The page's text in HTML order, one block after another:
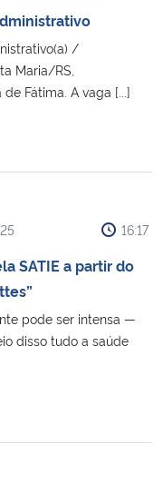
/
Maria/RS,
Fátima. A vaga [...]
16:17
SATIE a partir do
pode ser intensa —
disso tudo a saúde